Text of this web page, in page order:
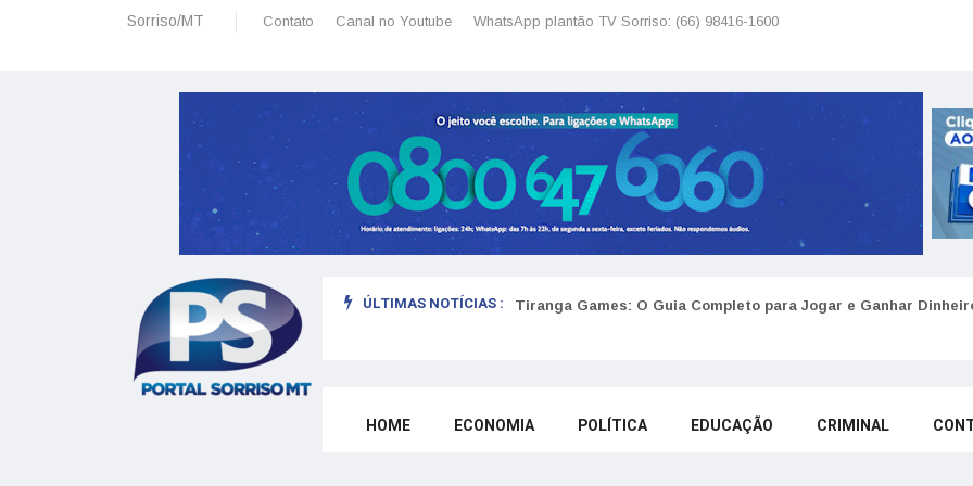
Sorriso/MT Contato Canal no Youtube WhatsApp plantão TV Sorriso: (66) 98416-1600
ÚLTIMAS NOTÍCIAS :
planeamento financeiro detalhado para não passar sufoco Tiranga Games: O Guia Completo para Jogar e Ganhar
HOME ECONOMIA POLÍTICA EDUCAÇÃO CRIMINAL